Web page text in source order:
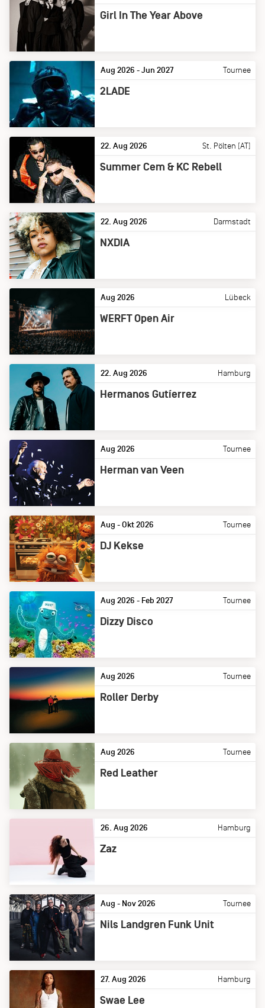
Girl In The Year Above
Tournee
Aug 2026 - Jun 2027
2LADE
St. Pölten [AT]
22. Aug 2026
Summer Cem & KC Rebell
Darmstadt
22. Aug 2026
NXDIA
Lübeck
Aug 2026
WERFT Open Air
Hamburg
22. Aug 2026
Hermanos Gutíerrez
Tournee
Aug 2026
Herman van Veen
Tournee
Aug - Okt 2026
DJ Kekse
Tournee
Aug 2026 - Feb 2027
Dizzy Disco
Tournee
Aug 2026
Roller Derby
Tournee
Aug 2026
Red Leather
Hamburg
26. Aug 2026
Zaz
Tournee
Aug - Nov 2026
Nils Landgren Funk Unit
Hamburg
27. Aug 2026
Swae Lee